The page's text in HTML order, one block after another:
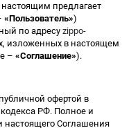
настоящим предлагает
«Пользователь»)
по адресу zippo-
изложенных в настоящем
– «Соглашение»).
офертой в
кодекса РФ. Полное и
настоящего Соглашения